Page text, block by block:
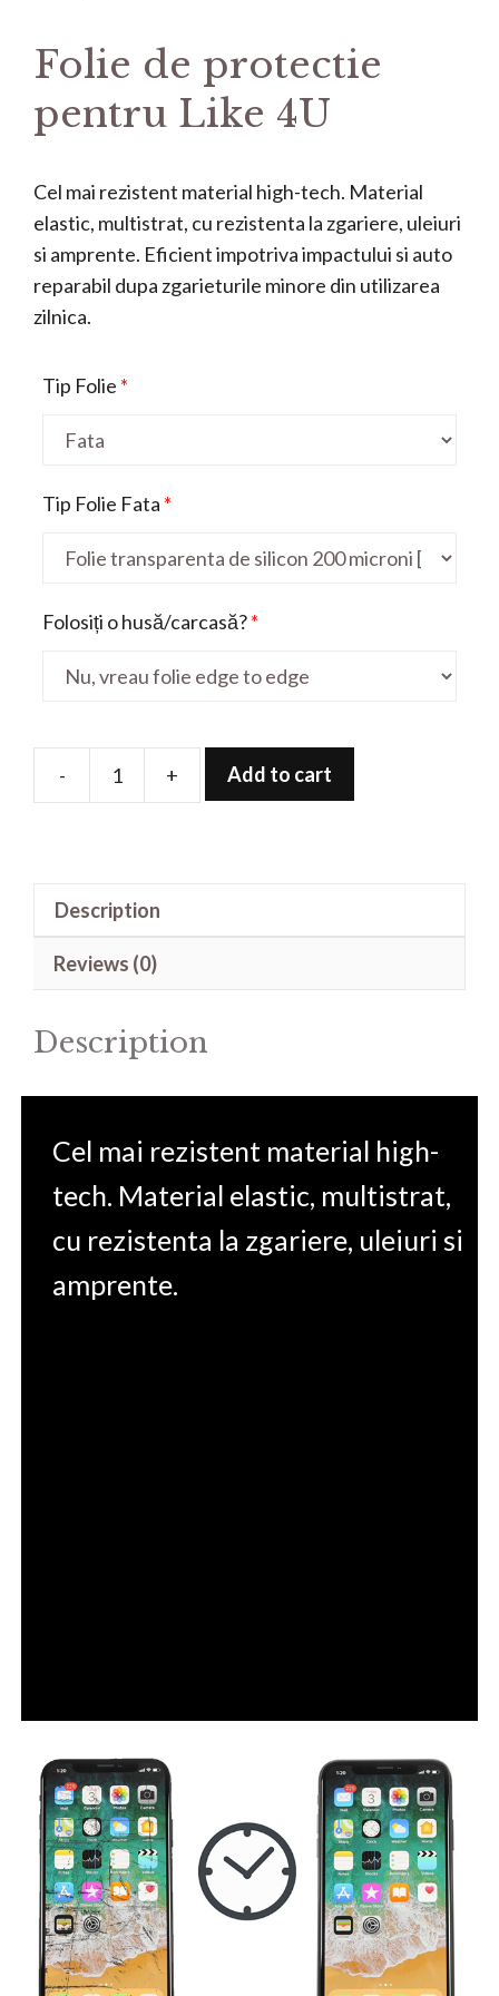
Folie de protectie
pentru Like 4U
Cel mai rezistent material high-tech. Material
elastic, multistrat, cu rezistenta la zgariere, uleiuri
si amprente. Eficient impotriva impactului si auto
reparabil dupa zgarieturile minore din utilizarea
zilnica.
Tip Folie *
Tip Folie Fata *
Folosiți o husă/carcasă?*
-
Folie
+ Add to cart
Description
Reviews (0)
Description
Cel mai rezistent material high-
tech. Material elastic, multistrat,
cu rezistenta la zgariere, uleiuri si
amprente.